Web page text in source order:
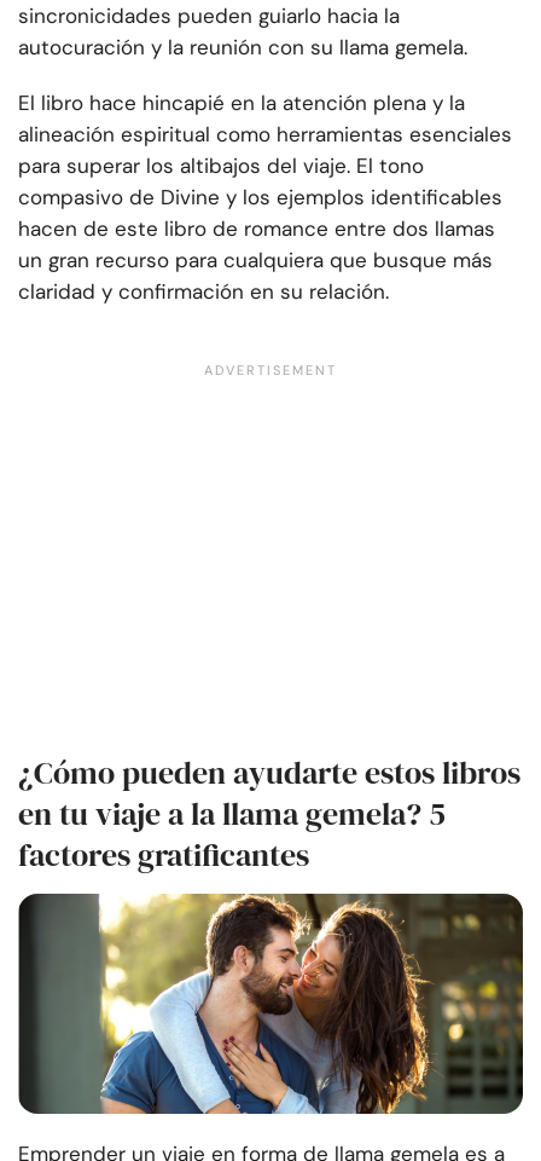
sincronicidades pueden guiarlo hacia la
autocuración y la reunión con su llama gemela.
El libro hace hincapié en la atención plena y la
alineación espiritual como herramientas esenciales
para superar los altibajos del viaje. El tono
compasivo de Divine y los ejemplos identificables
hacen de este libro de romance entre dos llamas
un gran recurso para cualquiera que busque más
claridad y confirmación en su relación.
¿Cómo pueden ayudarte estos libros
en tu viaje a la llama gemela? 5
factores gratificantes
Emprender un viaje en forma de llama gemela es a